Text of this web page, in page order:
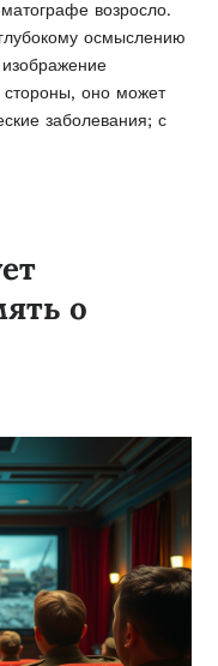
возросло.
осмыслению
стороны, оно может
заболевания; с
о